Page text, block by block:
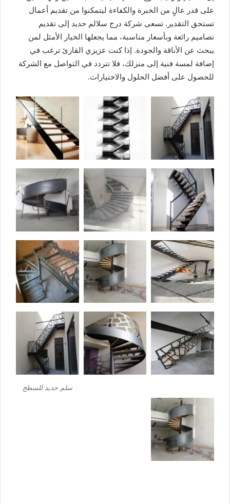
على قدر عالٍ من الخبرة والكفاءة ليتمكنوا من تقديم أعمال
تستحق التقدير. تسعى شركة درج سلالم حديد إلى تقديم
تصاميم رائعة وبأسعار مناسبة، مما يجعلها الخيار الأمثل لمن
يبحث عن الأناقة والجودة. إذا كنت عزيزي القارئ ترغب في
إضافة لمسة فنية إلى منزلك، فلا تتردد في التواصل مع الشركة
للحصول على أفضل الحلول والاختيارات.
سلم حديد للسطح